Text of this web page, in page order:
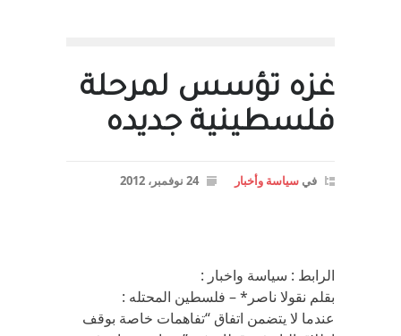
غزه تؤسس لمرحلة
فلسطينية جديده
في سياسة وأخبار 24 نوفمبر، 2012
الرابط : سياسة واخبار :
بقلم نقولا ناصر* – فلسطين المحتله :
عندما لا يتضمن اتفاق “تفاهمات خاصة بوقف